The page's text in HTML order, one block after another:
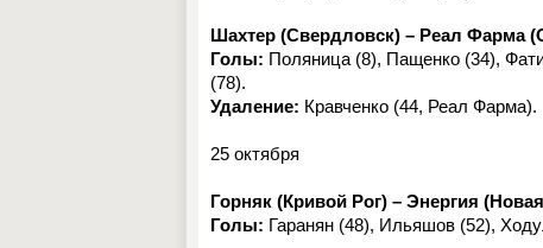
Шахтер (Свердловск) – Реал Фарма
Голы: Поляница (8), Пащенко (34),
(78).
Удаление: Кравченко (44, Реал Фарма).
25 октября
Горняк (Кривой Рог) – Энергия
Голы: Гаранян (48), Ильяшов (52),